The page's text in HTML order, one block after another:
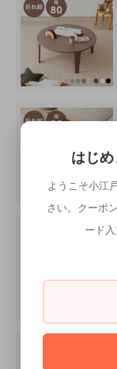
はじ
ようこそ小江
さい。クーポ
ード